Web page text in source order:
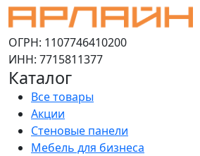
ОГРН: 1107746410200
ИНН: 7715811377
Каталог
Все товары
Акции
Стеновые панели
Мебель для бизнеса